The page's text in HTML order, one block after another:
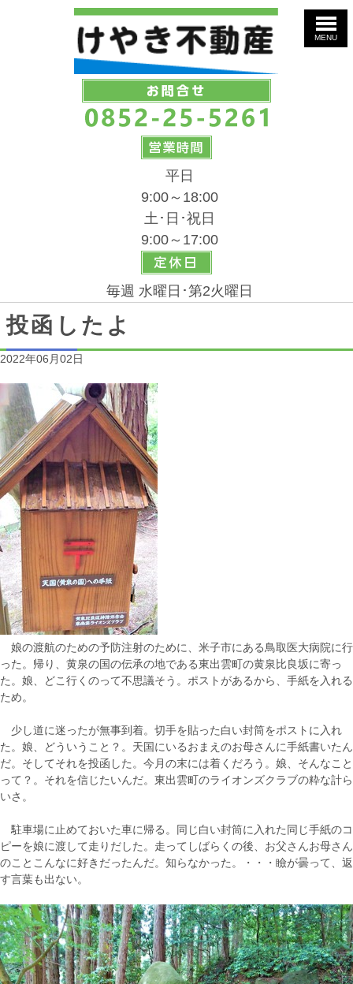
MENU
平日
9:00～18:00
土･日･祝日
9:00～17:00
毎週 水曜日･第2火曜日
投函したよ
2022年06月02日
娘の渡航のための予防注射のために、米子市にある鳥取医大病院に行
った。帰り、黄泉の国の伝承の地である東出雲町の黄泉比良坂に寄っ
た。娘、どこ行くのって不思議そう。ポストがあるから、手紙を入れる
ため。
少し道に迷ったが無事到着。切手を貼った白い封筒をポストに入れ
た。娘、どういうこと？。天国にいるおまえのお母さんに手紙書いたん
だ。そしてそれを投函した。今月の末には着くだろう。娘、そんなこと
って？。それを信じたいんだ。東出雲町のライオンズクラブの粋な計ら
いさ。
駐車場に止めておいた車に帰る。同じ白い封筒に入れた同じ手紙のコ
ピーを娘に渡して走りだした。走ってしばらくの後、お父さんお母さん
のことこんなに好きだったんだ。知らなかった。・・・瞼が曇って、返
す言葉も出ない。